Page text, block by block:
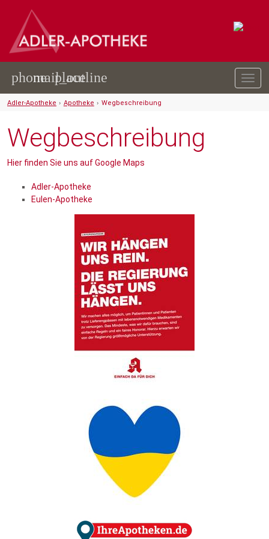
phonemail_outline
place
Adler-Apotheke › Apotheke › Wegbeschreibung
Wegbeschreibung
Hier finden Sie uns auf Google Maps
Adler-Apotheke
Eulen-Apotheke